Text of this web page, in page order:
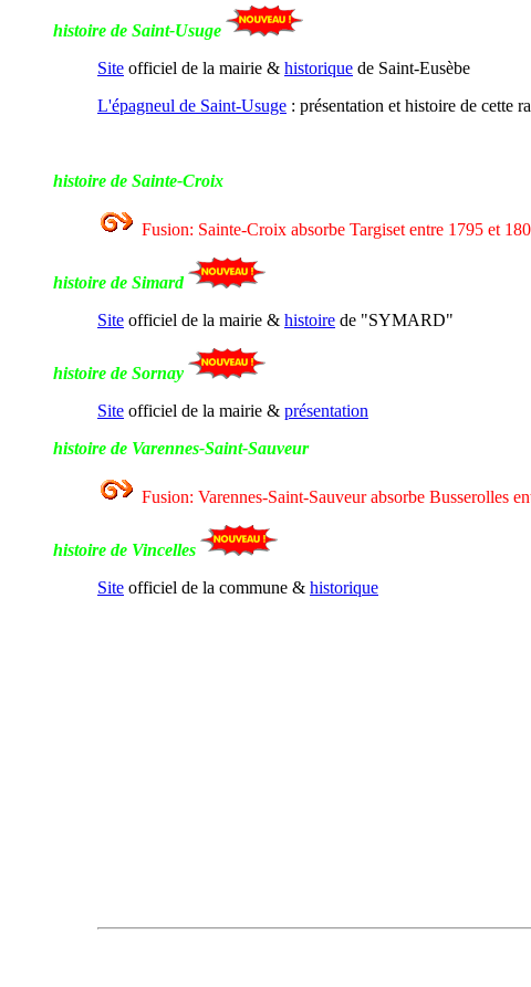
histoire de Saint-Usuge
Site officiel de la mairie & historique de Saint-Eusèbe
L'épagneul de Saint-Usuge : présentation et histoire de cette
histoire de Sainte-Croix
Fusion: Sainte-Croix absorbe Targiset entre 1795 et
histoire de Simard
Site officiel de la mairie & histoire de "SYMARD"
histoire de Sornay
Site officiel de la mairie & présentation
histoire de Varennes-Saint-Sauveur
Fusion: Varennes-Saint-Sauveur absorbe Busserolles
histoire de Vincelles
Site officiel de la commune & historique